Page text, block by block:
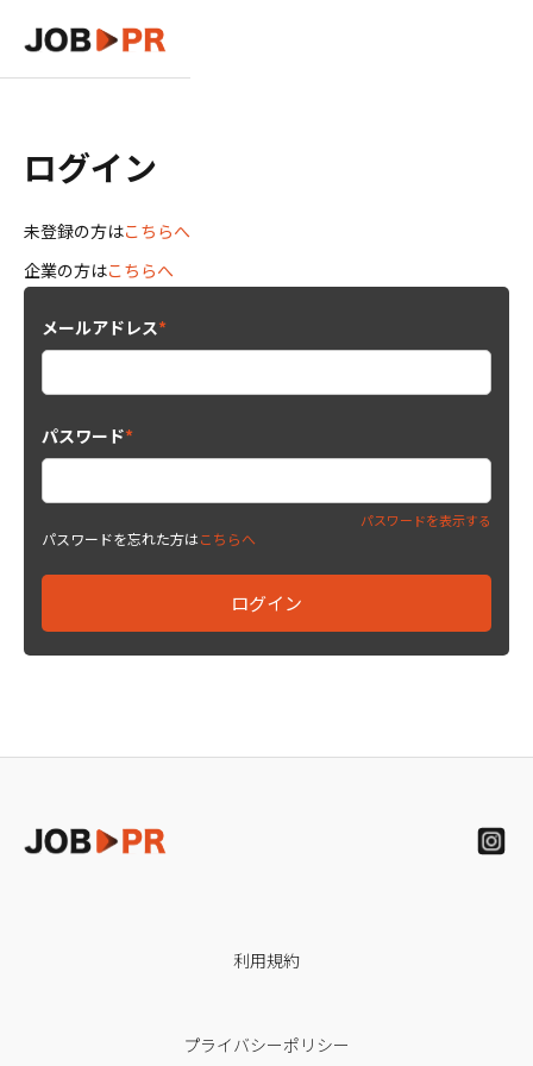
ログイン
未登録の方はこちらへ
企業の方はこちらへ
メールアドレス*
パスワード*
パスワードを表示する
パスワードを忘れた方はこちらへ
利用規約
プライバシーポリシー